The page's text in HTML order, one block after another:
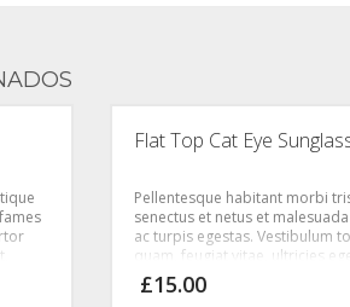
Flat Top Cat Eye
Pellentesque habitant morbi
senectus et netus et
ac turpis egestas. Vestibulum
quam, feugiat vitae, ultricies
tempor sit amet, ante. Donec
sit amet quam egestas semper.
£15.00